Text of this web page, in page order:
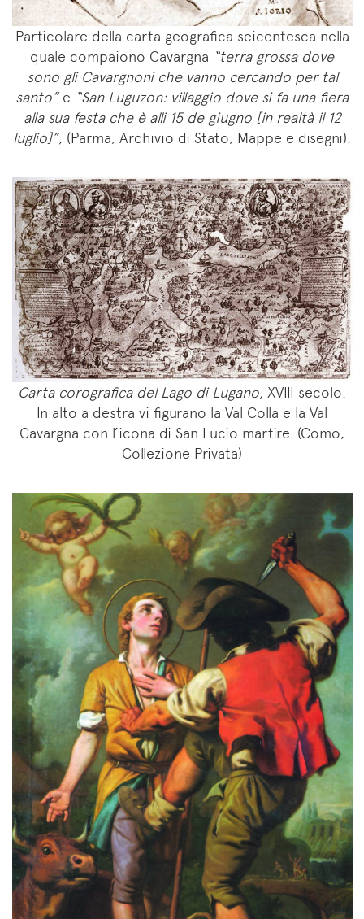
Particolare della carta geografica seicentesca nella
quale compaiono Cavargna “terra grossa dove
sono gli Cavargnoni che vanno cercando per tal
santo”e “San Luguzon: villaggio dove si fa una fiera
alla sua festa che è alli 15 de giugno [in realtà il 12
luglio]”, (Parma, Archivio di Stato, Mappe e disegni).
Carta corografica del Lago di Lugano, XVIII secolo.
In alto a destra vi figurano la Val Colla e la Val
Cavargna con l’icona di San Lucio martire. (Como,
Collezione Privata)